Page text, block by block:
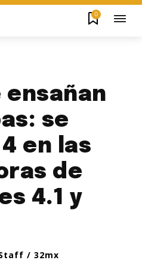
0
ensañan
se
en las
de
4.1 y
/ 32mx